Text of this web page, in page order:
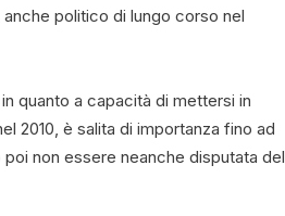
anche politico di lungo corso nel
quanto a capacità di mettersi in
2010, è salita di importanza fino ad
non essere neanche disputata del